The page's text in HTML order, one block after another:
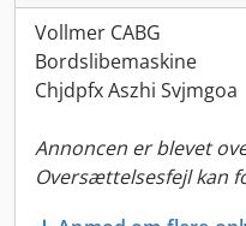
Vollmer CABG
Bordslibemaskine
Chjdpfx Aszhi Svjmgoa
Annoncen er blevet
Oversættelsesfejl kan